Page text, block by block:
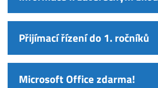
Přijímací řízení do 1. ročníků
Microsoft Office zdarma!